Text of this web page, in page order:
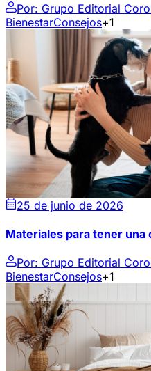
Por: Grupo Editorial
BienestarConsejos+1
25 de junio de 2026
Materiales para tener
Por: Grupo Editorial
BienestarConsejos+1